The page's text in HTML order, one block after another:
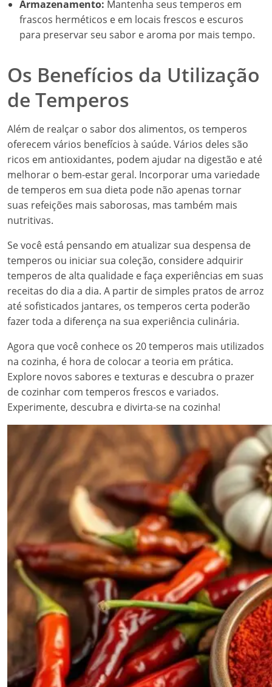
Armazenamento: Mantenha seus temperos em
frascos herméticos e em locais frescos e escuros
para preservar seu sabor e aroma por mais tempo.
Os Benefícios da Utilização
de Temperos
Além de realçar o sabor dos alimentos, os temperos
oferecem vários benefícios à saúde. Vários deles são
ricos em antioxidantes, podem ajudar na digestão e até
melhorar o bem-estar geral. Incorporar uma variedade
de temperos em sua dieta pode não apenas tornar
suas refeições mais saborosas, mas também mais
nutritivas.
Se você está pensando em atualizar sua despensa de
temperos ou iniciar sua coleção, considere adquirir
temperos de alta qualidade e faça experiências em suas
receitas do dia a dia. A partir de simples pratos de arroz
até sofisticados jantares, os temperos certa poderão
fazer toda a diferença na sua experiência culinária.
Agora que você conhece os 20 temperos mais utilizados
na cozinha, é hora de colocar a teoria em prática.
Explore novos sabores e texturas e descubra o prazer
de cozinhar com temperos frescos e variados.
Experimente, descubra e divirta-se na cozinha!